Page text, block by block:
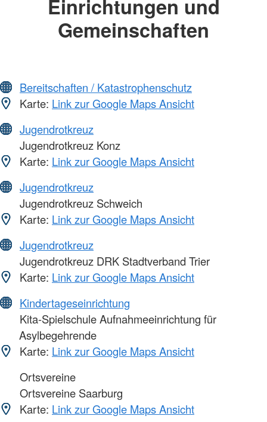
Einrichtungen und
Gemeinschaften
Bereitschaften / Katastrophenschutz
Karte: Link zur Google Maps Ansicht
Jugendrotkreuz
Jugendrotkreuz Konz
Karte: Link zur Google Maps Ansicht
Jugendrotkreuz
Jugendrotkreuz Schweich
Karte: Link zur Google Maps Ansicht
Jugendrotkreuz
Jugendrotkreuz DRK Stadtverband Trier
Karte: Link zur Google Maps Ansicht
Kindertageseinrichtung
Kita-Spielschule Aufnahmeeinrichtung für
Asylbegehrende
Karte: Link zur Google Maps Ansicht
Ortsvereine
Ortsvereine Saarburg
Karte: Link zur Google Maps Ansicht